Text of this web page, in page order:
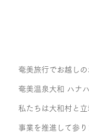
奄美旅行でお越しの
奄美温泉大和 ハナ
私たちは大和村と
事業を推進して参